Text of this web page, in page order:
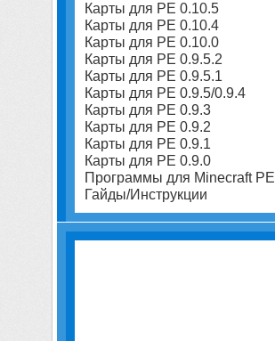
Карты для PE 0.10.5
Карты для PE 0.10.4
Карты для PE 0.10.0
Карты для PE 0.9.5.2
Карты для PE 0.9.5.1
Карты для PE 0.9.5/0.9.4
Карты для PE 0.9.3
Карты для PE 0.9.2
Карты для PE 0.9.1
Карты для PE 0.9.0
Программы для Minecraft PE
Гайды/Инструкции